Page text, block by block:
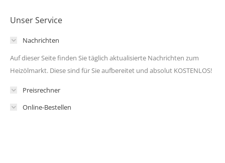
Unser Service
Nachrichten
Auf dieser Seite finden Sie täglich aktualisierte Nachrichten zum
Heizölmarkt. Diese sind für Sie aufbereitet und absolut KOSTENLOS!
Preisrechner
Online-Bestellen